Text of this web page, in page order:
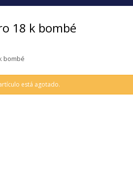
18 k bombé
bombé
está agotado.